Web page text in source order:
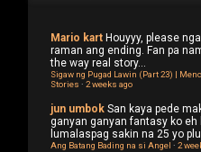
Mario kart Houyyy, please
raman ang ending. Fan pa
the way real story...
Sigaw ng Pugad Lawin (Part 23) |
Stories · 2 weeks ago
jun umbok San kaya pede
ganyan ganyan fantasy ko eh
lumalaspag sakin na 25 yo
Ang Batang Bading na si Angel · 2